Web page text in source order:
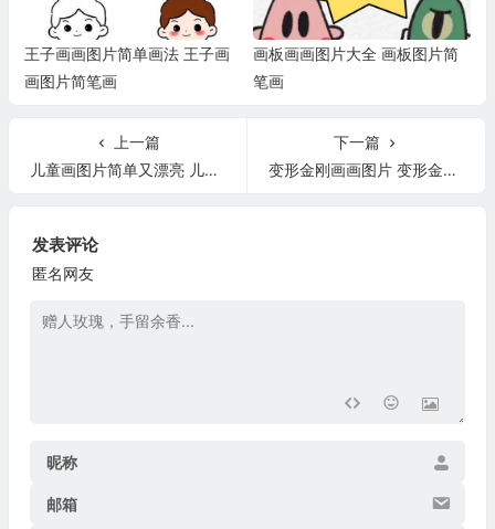
王子画画图片简单画法 王子画
画图片简笔画
画板画画图片大全 画板图片简
笔画
上一篇
儿童画图片简单又漂亮 儿童画图片简单又漂亮一等奖
下一篇
变形金刚画画图片 变形金刚画画图片大全
发表评论
匿名网友
昵称
邮箱